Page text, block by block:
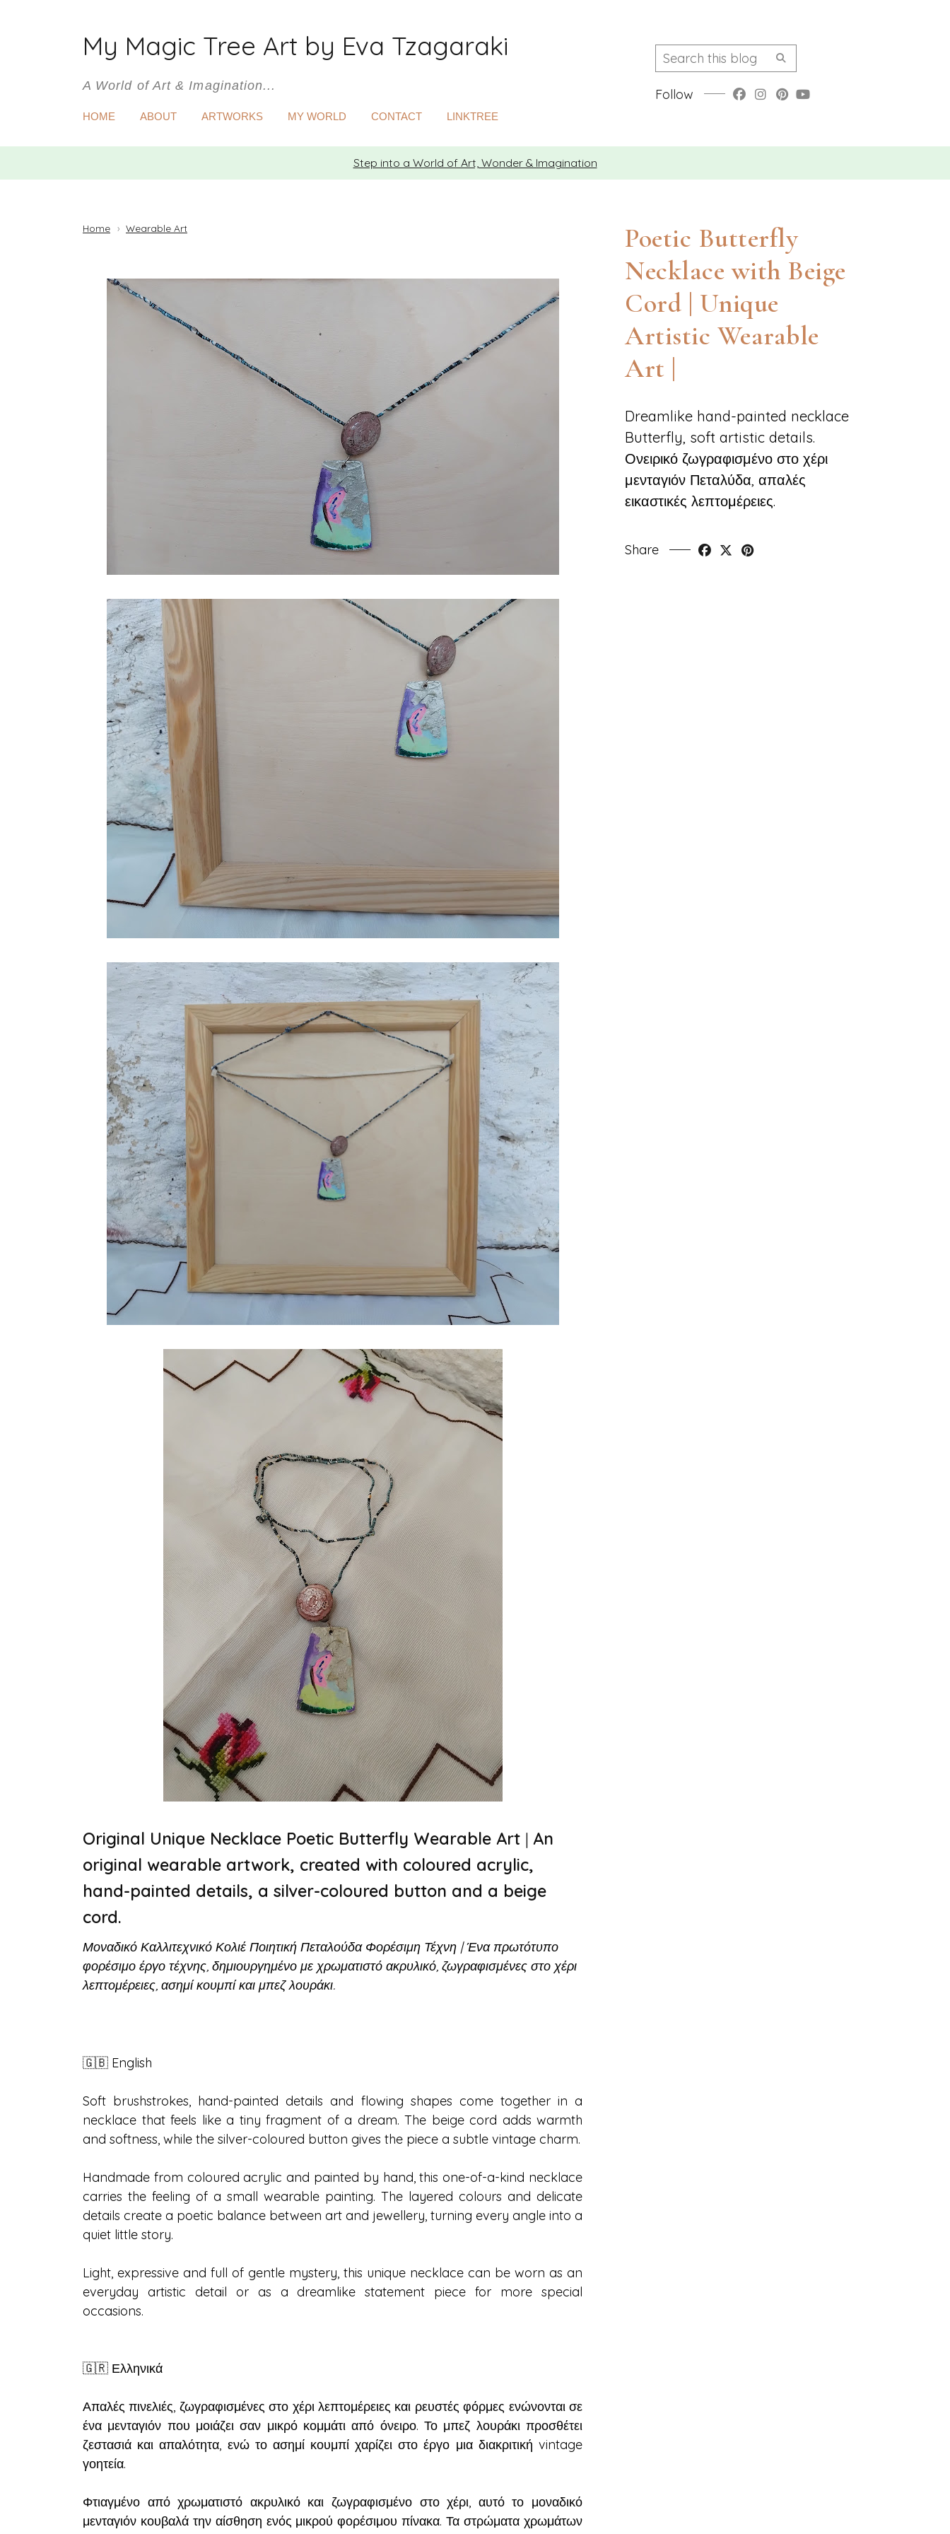
My Magic Tree Art by Eva Tzagaraki
A World of Art & Imagination...
HOME ABOUT ARTWORKS MY WORLD CONTACT LINKTREE
Follow
Step into a World of Art, Wonder & Imagination
Home › Wearable Art
Original Unique Necklace Poetic Butterfly Wearable Art | An
original wearable artwork, created with coloured acrylic,
hand-painted details, a silver-coloured button and a beige
cord.
Μοναδικό Καλλιτεχνικό Κολιέ Ποιητική Πεταλούδα Φορέσιμη Τέχνη |Ένα πρωτότυπο
φορέσιμο έργο τέχνης, δημιουργημένο με χρωματιστό ακρυλικό, ζωγραφισμένες στο χέρι
λεπτομέρειες, ασημί κουμπί και μπεζ λουράκι.
🇬🇧 English
Soft brushstrokes, hand-painted details and flowing shapes come together in a
necklace that feels like a tiny fragment of a dream. The beige cord adds warmth
and softness, while the silver-coloured button gives the piece a subtle vintage charm.
Handmade from coloured acrylic and painted by hand, this one-of-a-kind necklace
carries the feeling of a small wearable painting. The layered colours and delicate
details create a poetic balance between art and jewellery, turning every angle into a
quiet little story.
Light, expressive and full of gentle mystery, this unique necklace can be worn as an
everyday artistic detail or as a dreamlike statement piece for more special
occasions.
🇬🇷 Ελληνικά
Απαλές πινελιές, ζωγραφισμένες στο χέρι λεπτομέρειες και ρευστές φόρμες ενώνονται σε
ένα μενταγιόν που μοιάζει σαν μικρό κομμάτι από όνειρο. Το μπεζ λουράκι προσθέτει
ζεστασιά και απαλότητα, ενώ το ασημί κουμπί χαρίζει στο έργο μια διακριτική vintage
γοητεία.
Φτιαγμένο από χρωματιστό ακρυλικό και ζωγραφισμένο στο χέρι, αυτό το μοναδικό
μενταγιόν κουβαλά την αίσθηση ενός μικρού φορέσιμου πίνακα. Τα στρώματα χρωμάτων
Poetic Butterfly
Necklace with Beige
Cord | Unique
Artistic Wearable
Art |
Dreamlike hand-painted necklace
Butterfly, soft artistic details.
Ονειρικό ζωγραφισμένο στο χέρι
μενταγιόν Πεταλύδα, απαλές
εικαστικές λεπτομέρειες.
Share